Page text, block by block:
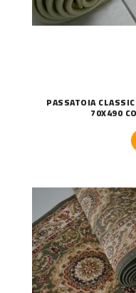
PASSATOIA
70X490